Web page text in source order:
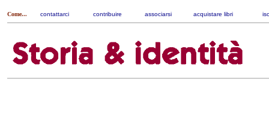
Come... contattarci contribuire associarsi acquistare libri